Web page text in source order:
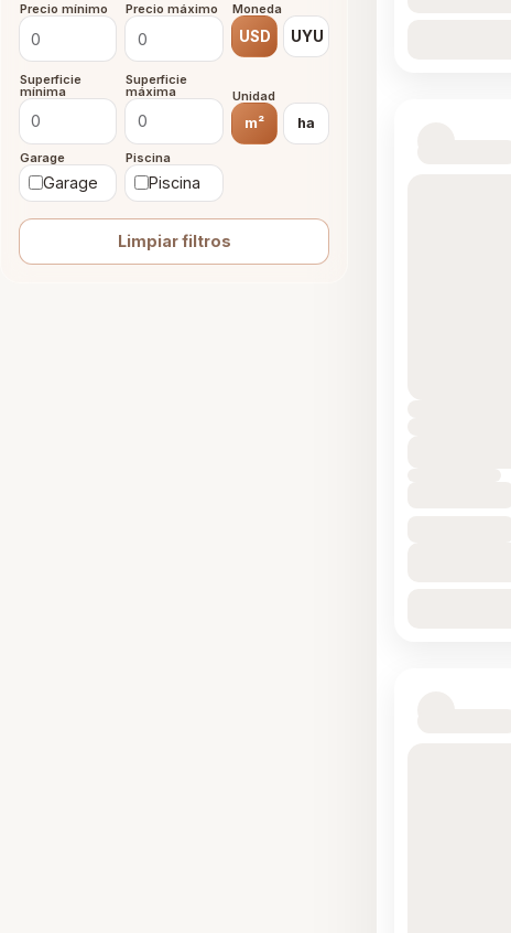
Precio mínimo Precio máximo Moneda
USD UYU
Superficie
mínima
Superficie
máxima Unidad
m² ha
Garage
Garage
Piscina
Piscina
Limpiar filtros